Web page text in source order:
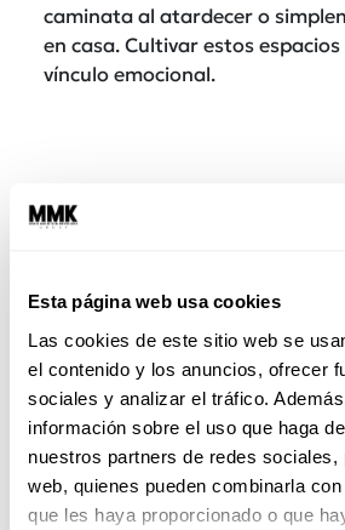
Esta página web usa cookies
Las cookies de este sitio web se
el contenido y los anuncios, ofrecer
sociales y analizar el tráfico.
información sobre el uso que haga
nuestros partners de redes sociales,
web, quienes pueden combinarla
que les haya proporcionado o que
caminata al atardecer o
en casa. Cultivar estos
vínculo emocional.
3. Respeto mutuo y tolerancia:
tiene sus propias
Aprende a respetar las
a tu pareja tal como es. La